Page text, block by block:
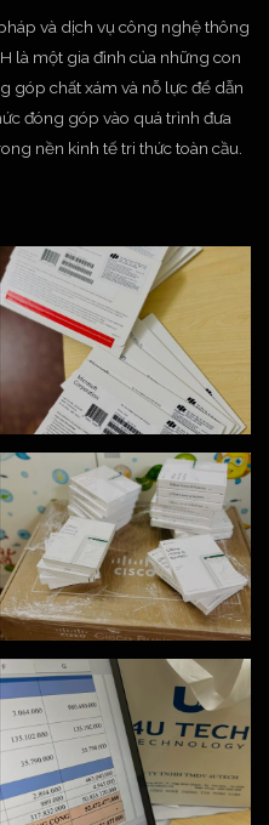
và dịch vụ công nghệ thông
là một gia đình của những con
góp chất xám và nỗ lực để dẫn
đóng góp vào quá trình đưa
nền kinh tế tri thức toàn cầu.